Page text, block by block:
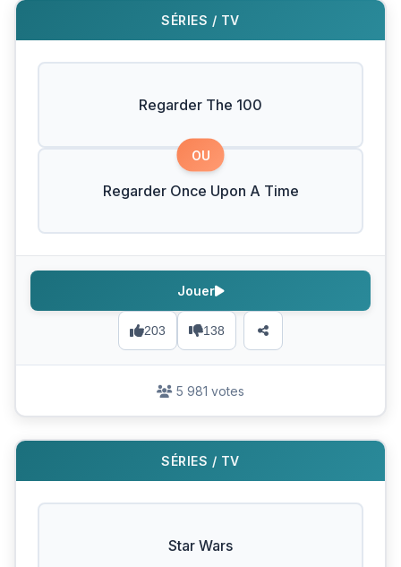
SÉRIES / TV
Regarder The 100
OU
Regarder Once Upon A Time
203 138
Jouer
5 981 votes
SÉRIES / TV
Star Wars